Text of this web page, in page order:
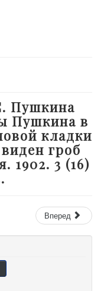
Пушкина
Пушкина в
кладки
гроб
1902. 3 (16)
Вперед